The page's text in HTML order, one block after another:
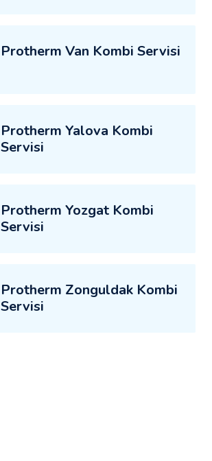
Protherm Van Kombi Servisi
Protherm Yalova Kombi
Servisi
Protherm Yozgat Kombi
Servisi
Protherm Zonguldak Kombi
Servisi